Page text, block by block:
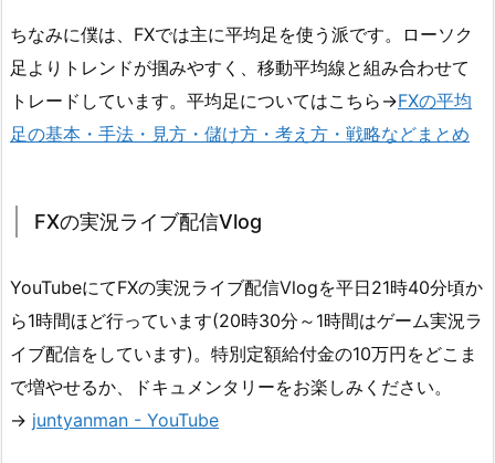
ちなみに僕は、FXでは主に平均足を使う派です。ローソク
足よりトレンドが掴みやすく、移動平均線と組み合わせて
トレードしています。平均足についてはこちら→FXの平均
足の基本・手法・見方・儲け方・考え方・戦略などまとめ
FXの実況ライブ配信Vlog
YouTubeにてFXの実況ライブ配信Vlogを平日21時40分頃か
ら1時間ほど行っています(20時30分～1時間はゲーム実況ラ
イブ配信をしています)。特別定額給付金の10万円をどこま
で増やせるか、ドキュメンタリーをお楽しみください。
→ juntyanman - YouTube